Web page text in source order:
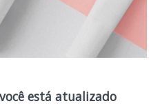
está atualizado